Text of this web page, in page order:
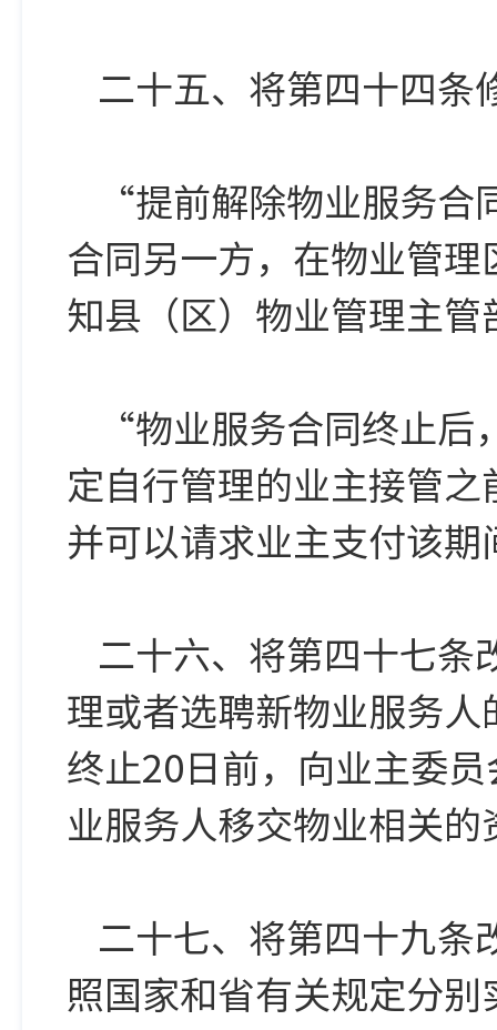
二十五、将第四十四
“提前解除物业服务
合同另一方，在物业管
知县（区）物业管理主
“物业服务合同终止
定自行管理的业主接管
并可以请求业主支付该
二十六、将第四十七
理或者选聘新物业服务
终止20日前，向业主委
业服务人移交物业相关
二十七、将第四十九
照国家和省有关规定分